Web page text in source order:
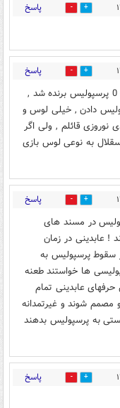
0 پاسخ
0 پاسخ
یاد بازی خداحافظی فرشاد پیوس افتادم که 3 - 0 پرسپولیس برنده شد ,
دادن , خیلی لوس و
نوروزی قائلم , ولی اگر
به نوعی لوس بازی
0 پاسخ
در مسند های
! عابدینی در زمان
سقوط پرسپولیس به
ها خواستند طعنه
حرفهای عابدینی تمام
و مصمم شوند و غیرتمدانه
به پرسپولیس بدهند
0 پاسخ